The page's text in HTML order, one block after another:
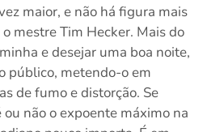
maior, e não há figura mais
mestre Tim Hecker. Mais do
e desejar uma boa noite,
público, metendo-o em
de fumo e distorção. Se
não o expoente máximo na